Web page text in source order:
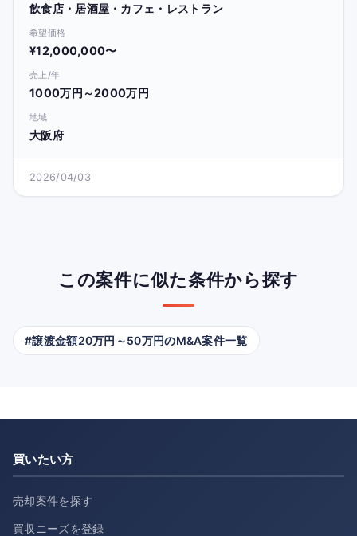
飲食店・居酒屋・カフェ・レストラン
希望価格
¥12,000,000〜
売上/年
1000万円～2000万円
地域
大阪府
2026/04/03
この案件に似た条件から探す
#譲渡金額20万円～50万円のM&A案件一覧
買いたい方
売却案件を探す
買収ニーズを登録